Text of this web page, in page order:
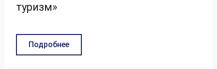
туризм»
Подробнее